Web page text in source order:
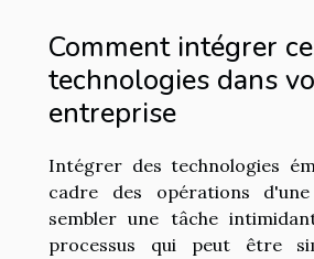
Comment intégrer
technologies dans
entreprise
Intégrer des technologies
cadre des opérations
sembler une tâche
processus qui peut être